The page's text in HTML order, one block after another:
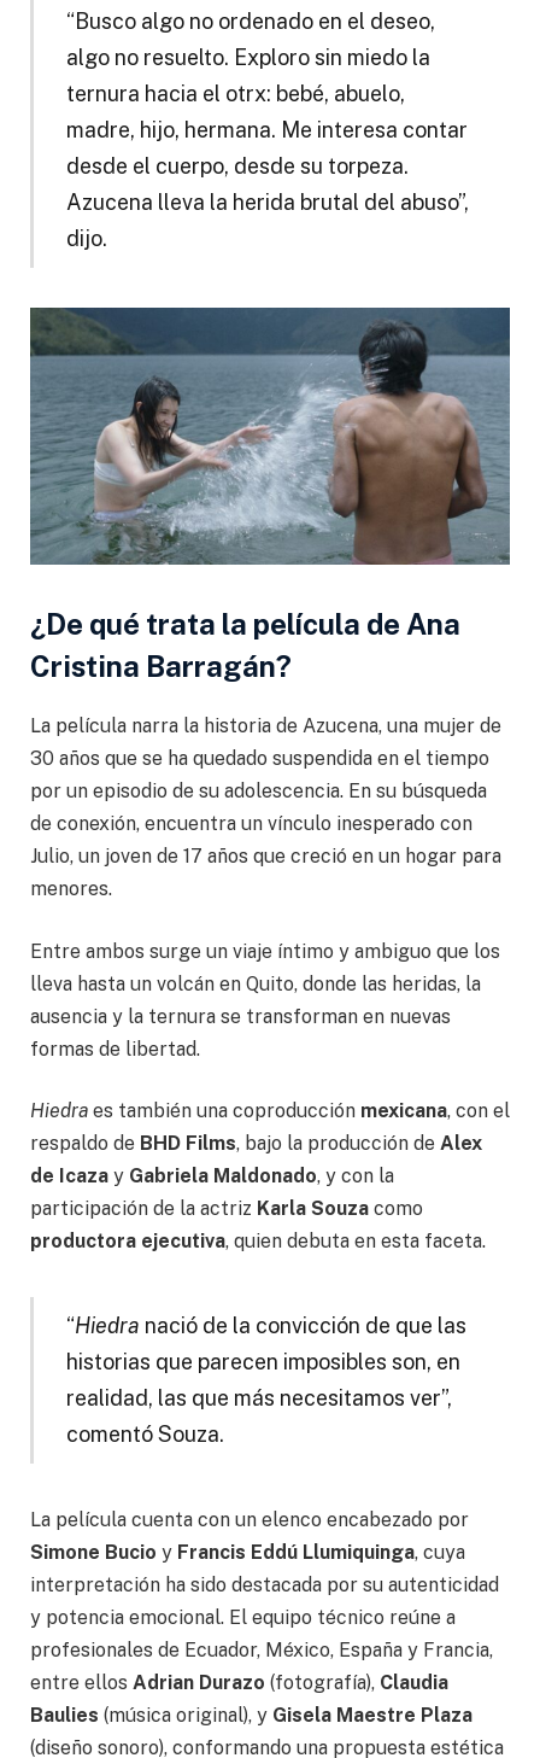
“Busco algo no ordenado en el deseo,
algo no resuelto. Exploro sin miedo la
ternura hacia el otrx: bebé, abuelo,
madre, hijo, hermana. Me interesa contar
desde el cuerpo, desde su torpeza.
Azucena lleva la herida brutal del abuso”,
dijo.
¿De qué trata la película de Ana
Cristina Barragán?
La película narra la historia de Azucena, una mujer de
30 años que se ha quedado suspendida en el tiempo
por un episodio de su adolescencia. En su búsqueda
de conexión, encuentra un vínculo inesperado con
Julio, un joven de 17 años que creció en un hogar para
menores.
Entre ambos surge un viaje íntimo y ambiguo que los
lleva hasta un volcán en Quito, donde las heridas, la
ausencia y la ternura se transforman en nuevas
formas de libertad.
Hiedra es también una coproducción mexicana, con el
respaldo de BHD Films, bajo la producción de Alex
de Icaza y Gabriela Maldonado, y con la
participación de la actriz Karla Souza como
productora ejecutiva, quien debuta en esta faceta.
“Hiedra nació de la convicción de que las
historias que parecen imposibles son, en
realidad, las que más necesitamos ver”,
comentó Souza.
La película cuenta con un elenco encabezado por
Simone Bucio y Francis Eddú Llumiquinga, cuya
interpretación ha sido destacada por su autenticidad
y potencia emocional. El equipo técnico reúne a
profesionales de Ecuador, México, España y Francia,
entre ellos Adrian Durazo (fotografía), Claudia
Baulies (música original), y Gisela Maestre Plaza
(diseño sonoro), conformando una propuesta estética